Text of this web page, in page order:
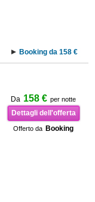
Booking da 158 €
Da 158 € per notte
Dettagli dell'offerta
Offerto da Booking